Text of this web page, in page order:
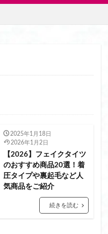
2025年1月18日
2026年1月2日
【2026】フェイクタイツ
のおすすめ商品20選！着
圧タイプや裏起毛など人
気商品をご紹介
続きを読む